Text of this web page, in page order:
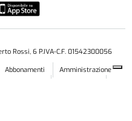
Rossi, 6 P.IVA-C.F. 01542300056
Abbonamenti
Amministrazione